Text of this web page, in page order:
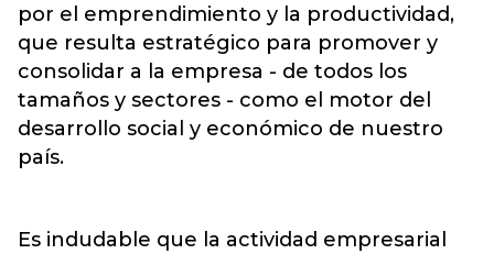
por el emprendimiento y la productividad,
que resulta estratégico para promover y
consolidar a la empresa - de todos los
tamaños y sectores - como el motor del
desarrollo social y económico de nuestro
país.
Es indudable que la actividad empresarial